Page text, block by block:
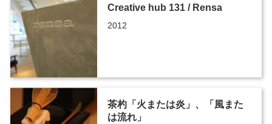
Creative hub 131 / Rensa
2012
茶杓「火または炎」、「風また
は流れ」